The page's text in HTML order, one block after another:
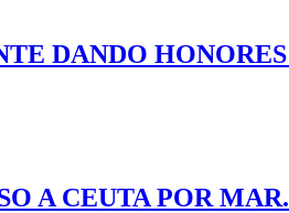
DANDO
A CEUTA POR